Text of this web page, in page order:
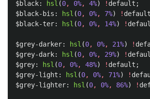
$black: hsl (0, 0%, 4%) ! default ;
$black-bis : hsl (0, 0%, 7%) ! default
$black-ter: hsl (0, 0%, 14%) !
$grey-darker: hsl (0, 0%, 21%) !
$grey-dark: hsl (0, 0%, 29%) !
$grey: hsl (0, 0%, 48%) ! default ;
$grey-light : hsl (0, 0%, 71%) !
$grey-lighter: hsl (0, 0%, 86%) !